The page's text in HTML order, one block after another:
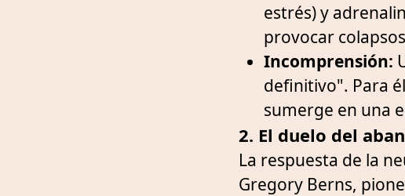
estrés) y
provocar
Incomprensión:
definitivo". Para
sumerge en una
2. El duelo del
La respuesta de la
Gregory Berns,